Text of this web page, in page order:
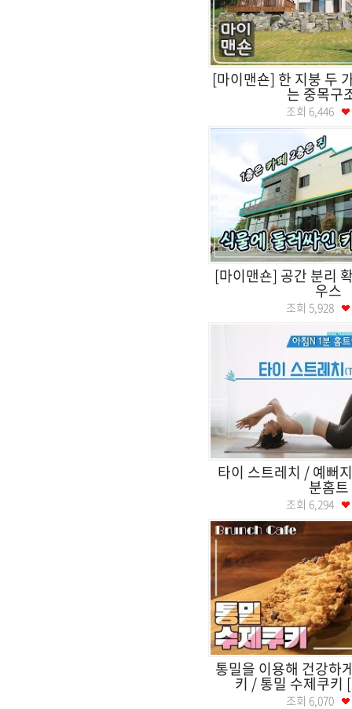
[마이맨숀] 한 지붕 두
는 중목구
조회 6,446
[마이맨숀] 공간 분리
우스
조회 5,928
타이 스트레치 / 예뻐
분홈트
조회 6,294
통밀을 이용해 건강하
키 / 통밀 수제쿠키
조회 6,070